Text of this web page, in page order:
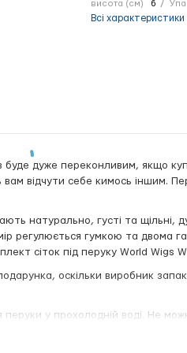
висота (см) 6
Всі характеристики
дуже переконливим, якщо
відчути себе кимось іншим.
натурально, густі та
регулюється гумкою та
сіток під перуку World Wigs
оскільки виробник
у прохолодній воді. Не